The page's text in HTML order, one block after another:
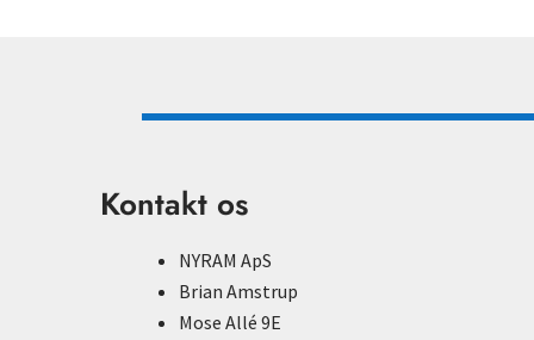
Kontakt os
NYRAM ApS
Brian Amstrup
Mose Allé 9E